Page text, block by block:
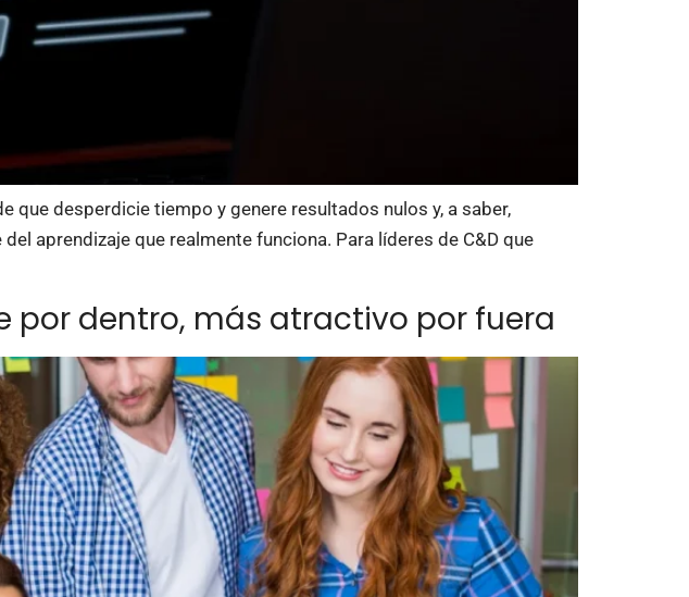
desperdicie tiempo y genere resultados nulos y, a saber,
aprendizaje que realmente funciona. Para líderes de C&D que
por dentro, más atractivo por fuera